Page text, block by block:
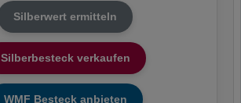
Silberwert ermitteln
Silberbesteck verkaufen
WMF Besteck anbieten